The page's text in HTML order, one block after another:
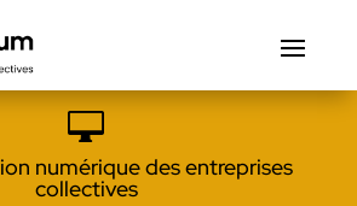

numérique des entreprises
collectives